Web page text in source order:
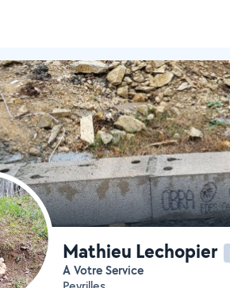
Mathieu Lechopier
A Votre Service